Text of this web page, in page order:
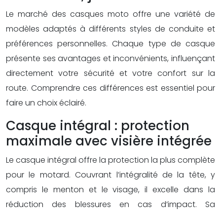
Le marché des casques moto offre une variété de
modèles adaptés à différents styles de conduite et
préférences personnelles. Chaque type de casque
présente ses avantages et inconvénients, influençant
directement votre sécurité et votre confort sur la
route. Comprendre ces différences est essentiel pour
faire un choix éclairé.
Casque intégral : protection
maximale avec visière intégrée
Le casque intégral offre la protection la plus complète
pour le motard. Couvrant l’intégralité de la tête, y
compris le menton et le visage, il excelle dans la
réduction des blessures en cas d’impact. Sa